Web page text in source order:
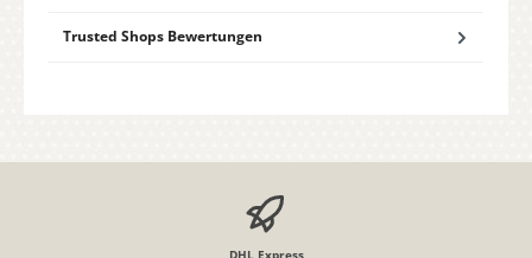
Trusted Shops Bewertungen
DHL Express